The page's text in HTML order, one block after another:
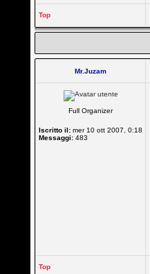
Top
Mr.Juzam
Full Organizer
Iscritto il: mer 10 ott 2007, 0:18
Messaggi: 483
Top